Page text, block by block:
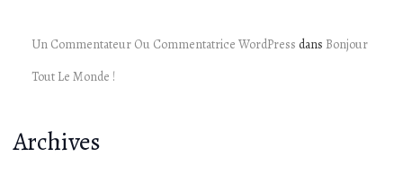
Un Commentateur Ou Commentatrice WordPress dans Bonjour
Tout Le Monde !
Archives